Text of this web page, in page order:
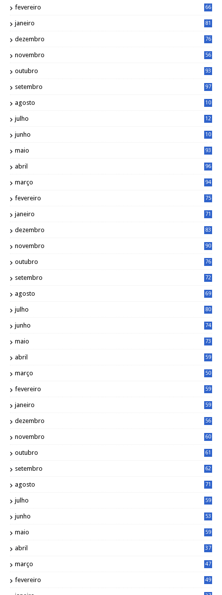
fevereiro 66
janeiro 81
dezembro 76
novembro 56
outubro 93
setembro 97
agosto
10
julho
12
junho
10
maio 93
abril 96
março 94
fevereiro 75
janeiro 71
dezembro 83
novembro 90
outubro 76
setembro 72
agosto 69
julho 80
junho 74
maio 73
abril 59
março 50
fevereiro 59
janeiro 59
dezembro 56
novembro 60
outubro 61
setembro 62
agosto 71
julho 59
junho 53
maio 59
abril 37
março 47
fevereiro 49